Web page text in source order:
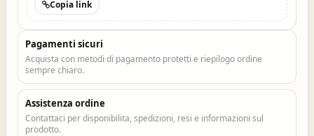
Copia link
Pagamenti sicuri
Acquista con metodi di pagamento protetti e riepilogo ordine
sempre chiaro.
Assistenza ordine
Contattaci per disponibilita, spedizioni, resi e informazioni sul
prodotto.